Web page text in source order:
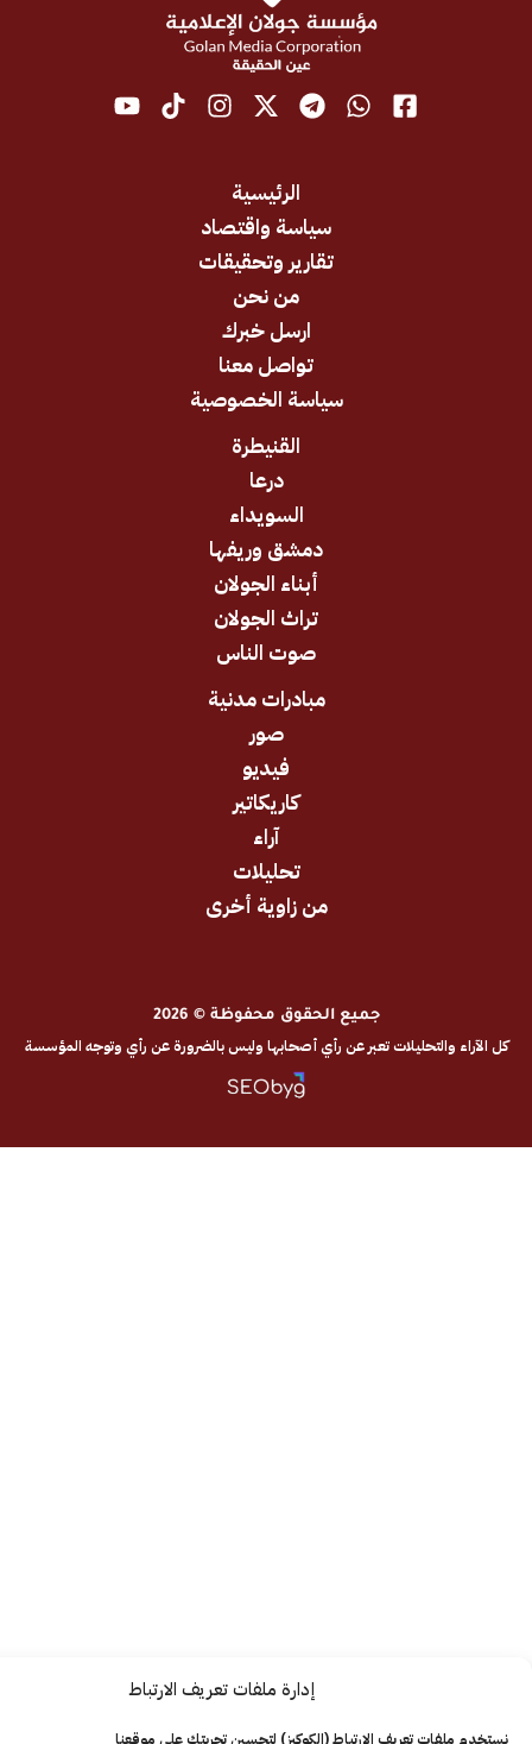
إدارة ملفات تعريف الارتباط
تعريف الارتباط (الكوكيز) لتحسين تجربتك على موقعنا
سياسة واقتصاد
تقارير وتحقيقات
ارسل خبرك
تواصل معنا
سياسة الخصوصية
دمشق وريفها
أبناء الجولان
تراث الجولان
صوت الناس
مبادرات مدنية
من زاوية أخرى
جميع الحقوق محفوظة © 2026
تعبر عن رأي أصحابها وليس بالضرورة عن رأي وتوجه المؤسسة